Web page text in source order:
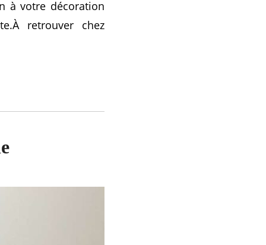
à votre décoration
retrouver chez